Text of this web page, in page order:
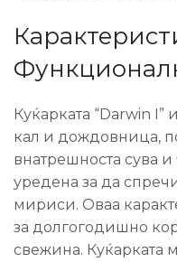
Куќарката “Darwin
кал и дождовница,
внатрешноста сува и
уредена за да
мириси. Оваа
за долгогодишно
свежина. Куќарката